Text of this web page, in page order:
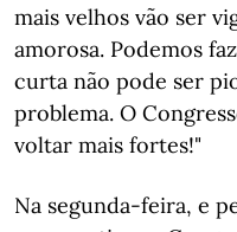
mais velhos vão ser
amorosa. Podemos
curta não pode ser
problema. O
voltar mais fortes!"
Na segunda-feira, e